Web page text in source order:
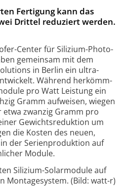
Fertigung kann das
Drittel reduziert werden.
Center für Silizium-Photo­
gemeinsam mit dem
in Berlin ein ultra­
Während herkömm­
pro Watt Leistung ein
Gramm aufweisen, wiegen
zwanzig Gramm pro
Gewichts­reduktion um
die Kosten des neuen,
der Serien­produktion auf
Module.
Silizium-Solarmodule auf
Montagesystem. (Bild: watt-r)